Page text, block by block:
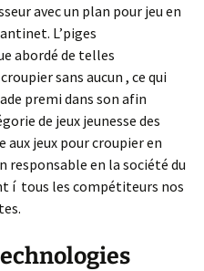
avec un plan pour jeu en
L’piges
abordé de telles
sans aucun , ce qui
premi dans son afin
de jeux jeunesse des
jeux pour croupier en
en la société du
í tous les compétiteurs nos